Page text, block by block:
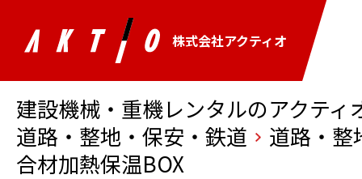
株式会社アクティオ
建設機械・重機レンタルのアクティ
道路・整地・保安・鉄道
道路・整
合材加熱保温BOX